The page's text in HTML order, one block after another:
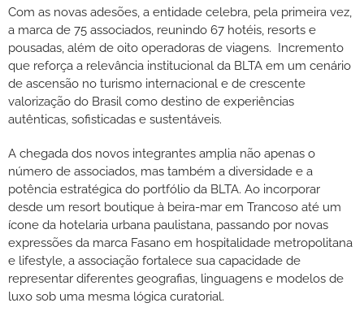
Com as novas adesões, a entidade celebra, pela primeira vez,
a marca de 75 associados, reunindo 67 hotéis, resorts e
pousadas, além de oito operadoras de viagens. Incremento
que reforça a relevância institucional da BLTA em um cenário
de ascensão no turismo internacional e de crescente
valorização do Brasil como destino de experiências
autênticas, sofisticadas e sustentáveis.
A chegada dos novos integrantes amplia não apenas o
número de associados, mas também a diversidade e a
potência estratégica do portfólio da BLTA. Ao incorporar
desde um resort boutique à beira-mar em Trancoso até um
ícone da hotelaria urbana paulistana, passando por novas
expressões da marca Fasano em hospitalidade metropolitana
e lifestyle, a associação fortalece sua capacidade de
representar diferentes geografias, linguagens e modelos de
luxo sob uma mesma lógica curatorial.